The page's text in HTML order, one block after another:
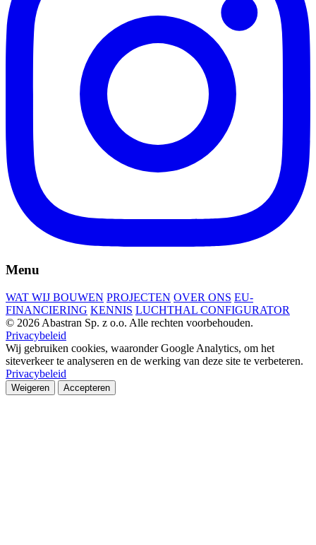
Menu
WAT WIJ BOUWEN PROJECTEN OVER ONS EU-
FINANCIERING KENNIS LUCHTHAL CONFIGURATOR
© 2026 Abastran Sp. z o.o. Alle rechten voorbehouden.
Privacybeleid
Wij gebruiken cookies, waaronder Google Analytics, om het
siteverkeer te analyseren en de werking van deze site te verbeteren.
Privacybeleid
Weigeren Accepteren